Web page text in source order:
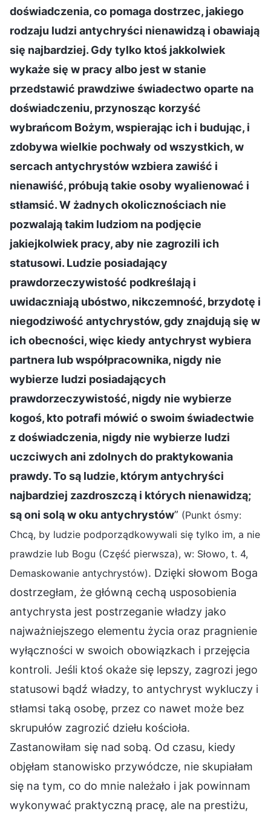
doświadczenia, co pomaga dostrzec, jakiego
rodzaju ludzi antychryści nienawidzą i obawiają
się najbardziej. Gdy tylko ktoś jakkolwiek
wykaże się w pracy albo jest w stanie
przedstawić prawdziwe świadectwo oparte na
doświadczeniu, przynosząc korzyść
wybrańcom Bożym, wspierając ich i budując, i
zdobywa wielkie pochwały od wszystkich, w
sercach antychrystów wzbiera zawiść i
nienawiść, próbują takie osoby wyalienować i
stłamsić. W żadnych okolicznościach nie
pozwalają takim ludziom na podjęcie
jakiejkolwiek pracy, aby nie zagrozili ich
statusowi. Ludzie posiadający
prawdorzeczywistość podkreślają i
uwidaczniają ubóstwo, nikczemność, brzydotę i
niegodziwość antychrystów, gdy znajdują się w
ich obecności, więc kiedy antychryst wybiera
partnera lub współpracownika, nigdy nie
wybierze ludzi posiadających
prawdorzeczywistość, nigdy nie wybierze
kogoś, kto potrafi mówić o swoim świadectwie
z doświadczenia, nigdy nie wybierze ludzi
uczciwych ani zdolnych do praktykowania
prawdy. To są ludzie, którym antychryści
najbardziej zazdroszczą i których nienawidzą;
są oni solą w oku antychrystów” (Punkt ósmy:
Chcą, by ludzie podporządkowywali się tylko im, a nie
prawdzie lub Bogu (Część pierwsza), w: Słowo, t. 4,
Demaskowanie antychrystów). Dzięki słowom Boga
dostrzegłam, że główną cechą usposobienia
antychrysta jest postrzeganie władzy jako
najważniejszego elementu życia oraz pragnienie
wyłączności w swoich obowiązkach i przejęcia
kontroli. Jeśli ktoś okaże się lepszy, zagrozi jego
statusowi bądź władzy, to antychryst wykluczy i
stłamsi taką osobę, przez co nawet może bez
skrupułów zagrozić dziełu kościoła.
Zastanowiłam się nad sobą. Od czasu, kiedy
objęłam stanowisko przywódcze, nie skupiałam
się na tym, co do mnie należało i jak powinnam
wykonywać praktyczną pracę, ale na prestiżu,